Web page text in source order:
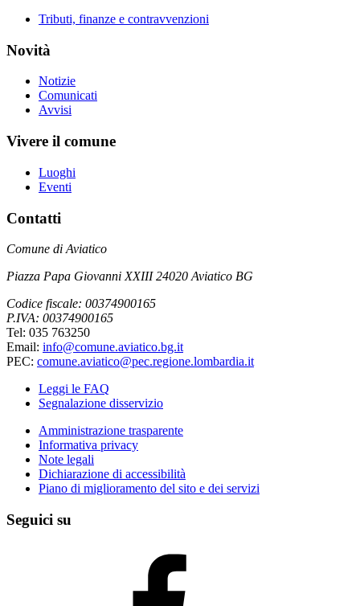
Tributi, finanze e contravvenzioni
Novità
Notizie
Comunicati
Avvisi
Vivere il comune
Luoghi
Eventi
Contatti
Comune di Aviatico
Piazza Papa Giovanni XXIII 24020 Aviatico BG
Codice fiscale: 00374900165
P.IVA: 00374900165
Tel: 035 763250
Email: info@comune.aviatico.bg.it
PEC: comune.aviatico@pec.regione.lombardia.it
Leggi le FAQ
Segnalazione disservizio
Amministrazione trasparente
Informativa privacy
Note legali
Dichiarazione di accessibilità
Piano di miglioramento del sito e dei servizi
Seguici su